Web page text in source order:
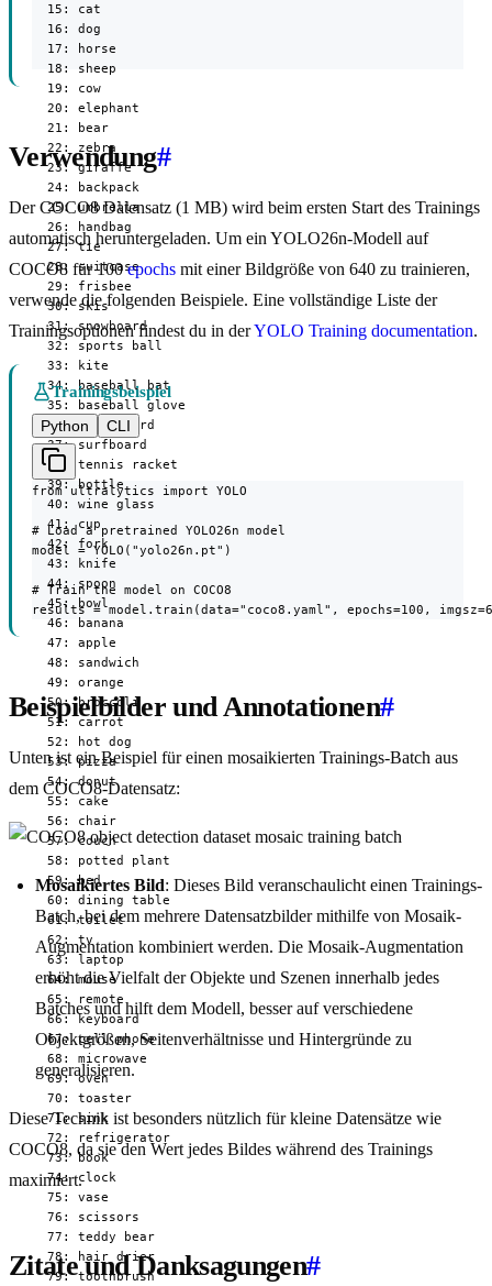
  15: cat
  16: dog
  17: horse
  18: sheep
  19: cow
  20: elephant
  21: bear
  22: zebra
  23: giraffe
  24: backpack
  25: umbrella
  26: handbag
  27: tie
  28: suitcase
  29: frisbee
  30: skis
  31: snowboard
  32: sports ball
  33: kite
  34: baseball bat
  35: baseball glove
  36: skateboard
  37: surfboard
  38: tennis racket
  39: bottle
  40: wine glass
  41: cup
  42: fork
  43: knife
  44: spoon
  45: bowl
  46: banana
  47: apple
  48: sandwich
  49: orange
  50: broccoli
  51: carrot
  52: hot dog
  53: pizza
  54: donut
  55: cake
  56: chair
  57: couch
  58: potted plant
  59: bed
  60: dining table
  61: toilet
  62: tv
  63: laptop
  64: mouse
  65: remote
  66: keyboard
  67: cell phone
  68: microwave
  69: oven
  70: toaster
  71: sink
  72: refrigerator
  73: book
  74: clock
  75: vase
  76: scissors
  77: teddy bear
  78: hair drier
  79: toothbrush
Verwendung#
Der COCO8 Datensatz (1 MB) wird beim ersten Start des Trainings
automatisch heruntergeladen. Um ein YOLO26n-Modell auf
COCO8 für 100epochs mit einer Bildgröße von 640 zu trainieren,
verwende die folgenden Beispiele. Eine vollständige Liste der
Trainingsoptionen findest du in derYOLO Training documentation.
Trainingsbeispiel
Python
CLI
from ultralytics import YOLO
# Load a pretrained YOLO26n model
model = YOLO("yolo26n.pt")
# Train the model on COCO8
results = model.train(data="coco8.yaml", epochs=100,
Beispielbilder und Annotationen#
Unten ist ein Beispiel für einen mosaikierten Trainings-Batch aus
dem COCO8-Datensatz:
Mosaikiertes Bild: Dieses Bild veranschaulicht einen Trainings-
Batch, bei dem mehrere Datensatzbilder mithilfe von Mosaik-
Augmentation kombiniert werden. Die Mosaik-Augmentation
erhöht die Vielfalt der Objekte und Szenen innerhalb jedes
Batches und hilft dem Modell, besser auf verschiedene
Objektgrößen, Seitenverhältnisse und Hintergründe zu
generalisieren.
Diese Technik ist besonders nützlich für kleine Datensätze wie
COCO8, da sie den Wert jedes Bildes während des Trainings
maximiert.
Zitate und Danksagungen#